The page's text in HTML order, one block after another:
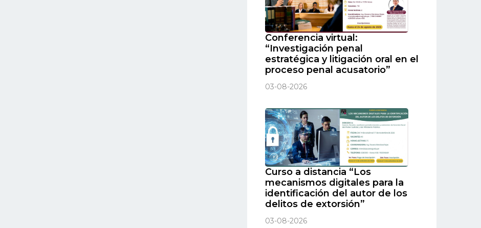
Conferencia virtual:
“Investigación penal
estratégica y litigación oral en el
proceso penal acusatorio”
03-08-2026
Curso a distancia “Los
mecanismos digitales para la
identificación del autor de los
delitos de extorsión”
03-08-2026